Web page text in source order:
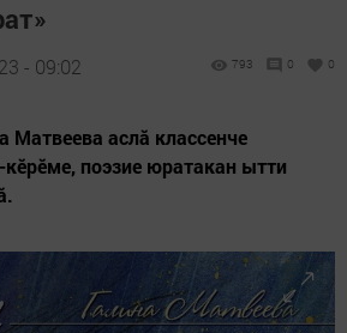
- 09:02 793 0 0
Матвеева аслă классенче
поэзие юратакан ытти